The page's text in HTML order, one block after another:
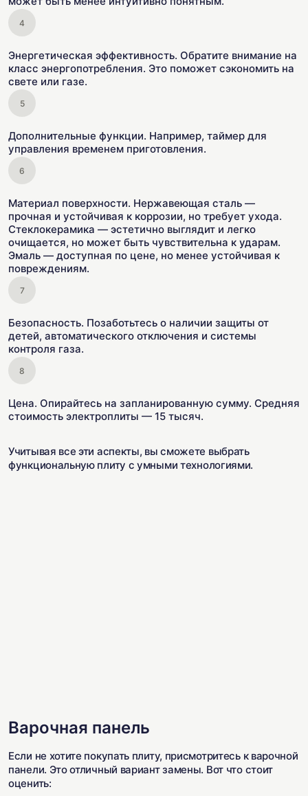
Энергетическая эффективность. Обратите внимание на
класс энергопотребления. Это поможет сэкономить на
свете или газе.
Дополнительные функции. Например, таймер для
управления временем приготовления.
Материал поверхности. Нержавеющая сталь —
прочная и устойчивая к коррозии, но требует ухода.
Стеклокерамика — эстетично выглядит и легко
очищается, но может быть чувствительна к ударам.
Эмаль — доступная по цене, но менее устойчивая к
повреждениям.
Безопасность. Позаботьтесь о наличии защиты от
детей, автоматического отключения и системы
контроля газа.
Цена. Опирайтесь на запланированную сумму. Средняя
стоимость электроплиты — 15 тысяч.
Учитывая все эти аспекты, вы сможете выбрать
функциональную плиту с умными технологиями.
Варочная панель
Если не хотите покупать плиту, присмотритесь к варочной
панели. Это отличный вариант замены. Вот что стоит
оценить: